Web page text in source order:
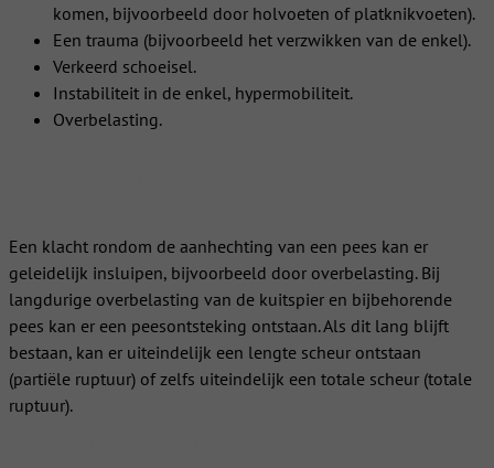
komen, bijvoorbeeld door holvoeten of platknikvoeten).
Een trauma (bijvoorbeeld het verzwikken van de enkel).
Verkeerd schoeisel.
Instabiliteit in de enkel, hypermobiliteit.
Overbelasting.
Een klacht rondom de aanhechting van een pees kan er
geleidelijk insluipen, bijvoorbeeld door overbelasting. Bij
langdurige overbelasting van de kuitspier en bijbehorende
pees kan er een peesontsteking ontstaan. Als dit lang blijft
bestaan, kan er uiteindelijk een lengte scheur ontstaan
(partiële ruptuur) of zelfs uiteindelijk een totale scheur (totale
ruptuur).